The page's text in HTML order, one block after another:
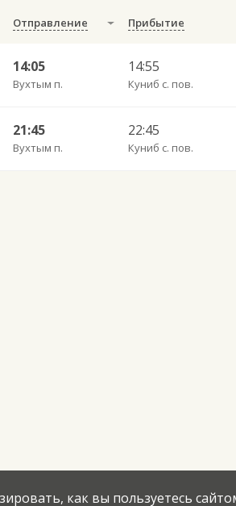
Отправление Прибытие
14:05
Вухтым п.
14:55
Куниб с. пов.
21:45
Вухтым п.
22:45
Куниб с. пов.
как вы пользуетесь